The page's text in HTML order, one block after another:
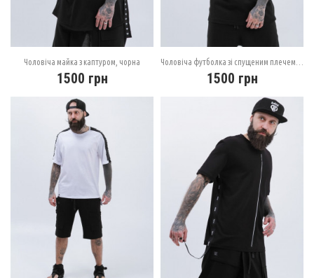
Чоловіча майка з каптуром, чорна
1500 грн 1500 грн